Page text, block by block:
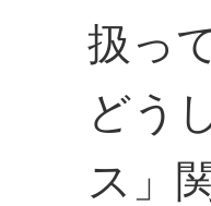
扱っ
どう
ス」